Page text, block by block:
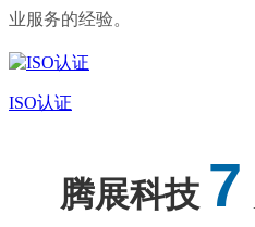
业服务的经验。
ISO认证
腾展科技 7